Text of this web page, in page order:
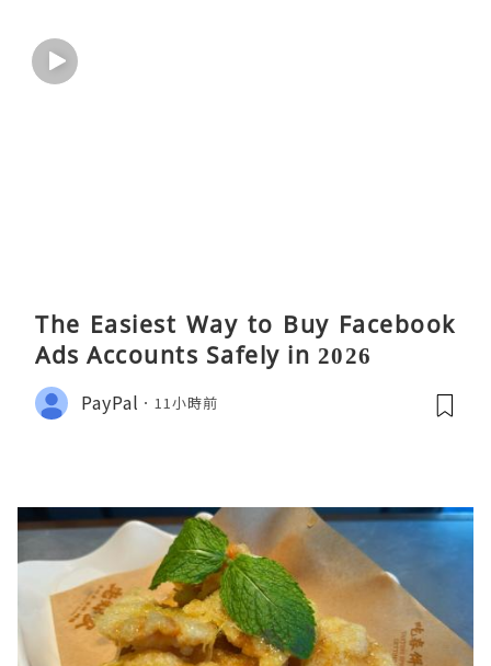
The Easiest Way to Buy Facebook
Ads Accounts Safely in 2026
PayPal 11小時前